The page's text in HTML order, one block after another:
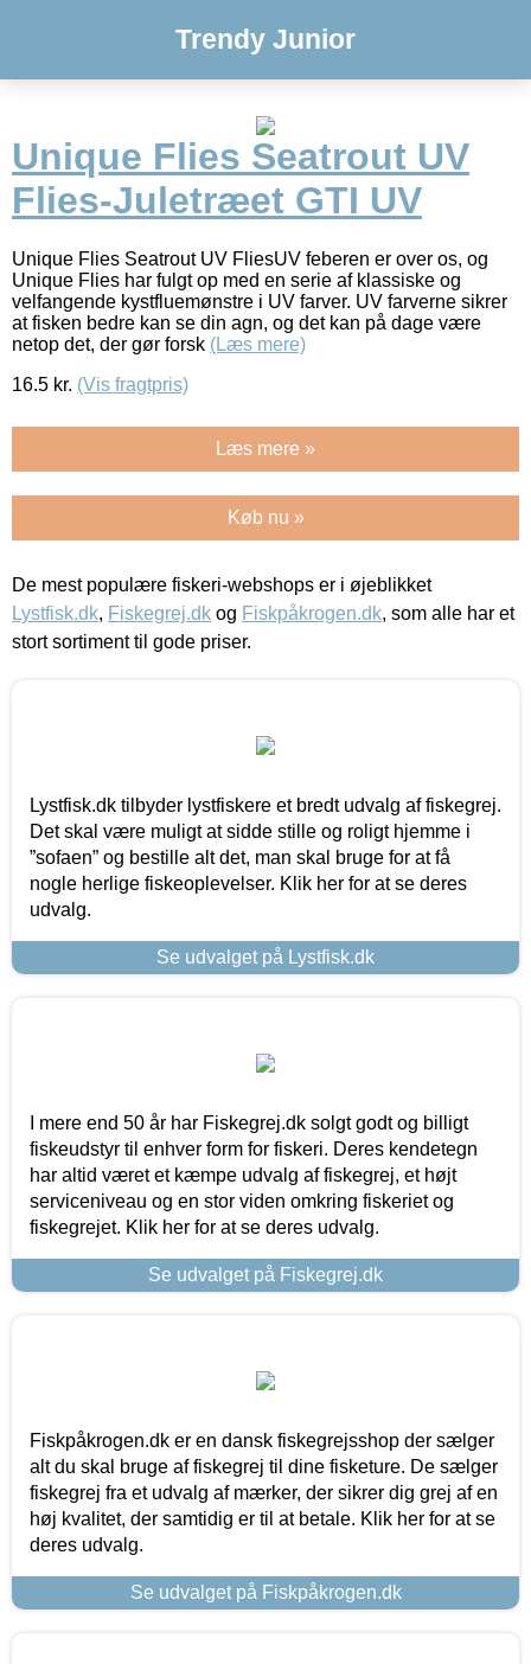
Trendy Junior
Unique Flies Seatrout UV
Flies-Juletræet GTI UV
Unique Flies Seatrout UV FliesUV feberen er over os, og
Unique Flies har fulgt op med en serie af klassiske og
velfangende kystfluemønstre i UV farver. UV farverne sikrer
at fisken bedre kan se din agn, og det kan på dage være
netop det, der gør forsk (Læs mere)
16.5 kr. (Vis fragtpris)
Læs mere »
Køb nu »
De mest populære fiskeri-webshops er i øjeblikket
Lystfisk.dk, Fiskegrej.dk og Fiskpåkrogen.dk, som alle har et
stort sortiment til gode priser.
Lystfisk.dk tilbyder lystfiskere et bredt udvalg af fiskegrej.
Det skal være muligt at sidde stille og roligt hjemme i
”sofaen” og bestille alt det, man skal bruge for at få
nogle herlige fiskeoplevelser. Klik her for at se deres
udvalg.
Se udvalget på Lystfisk.dk
I mere end 50 år har Fiskegrej.dk solgt godt og billigt
fiskeudstyr til enhver form for fiskeri. Deres kendetegn
har altid været et kæmpe udvalg af fiskegrej, et højt
serviceniveau og en stor viden omkring fiskeriet og
fiskegrejet. Klik her for at se deres udvalg.
Se udvalget på Fiskegrej.dk
Fiskpåkrogen.dk er en dansk fiskegrejsshop der sælger
alt du skal bruge af fiskegrej til dine fisketure. De sælger
fiskegrej fra et udvalg af mærker, der sikrer dig grej af en
høj kvalitet, der samtidig er til at betale. Klik her for at se
deres udvalg.
Se udvalget på Fiskpåkrogen.dk